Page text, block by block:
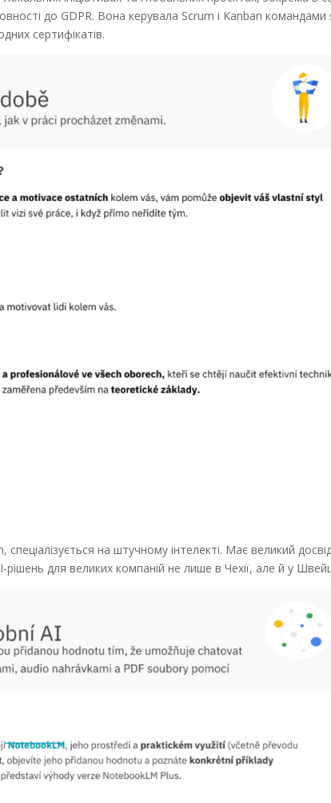
до GDPR. Вона керувала Scrum і Kanban командами
сертифікатів.
на штучному інтелекті. Має великий
для великих компаній не лише в Чехії, але й у